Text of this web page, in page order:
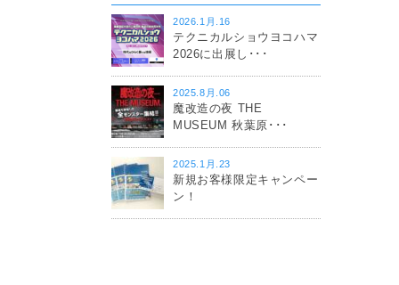
2026.1月.16
テクニカルショウヨコハマ
2026に出展し･･･
2025.8月.06
魔改造の夜 THE
MUSEUM 秋葉原･･･
2025.1月.23
新規お客様限定キャンペー
ン！